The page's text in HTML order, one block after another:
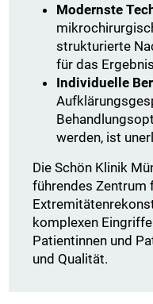
Modernste
strukturierte
für das
Individuelle
werden, ist
Die Schön Klinik
führendes
komplexen
Patientinnen und
und Qualität.